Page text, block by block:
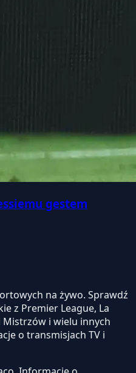
gestem
na żywo. Sprawdź
z Premier League, La
Mistrzów i wielu innych
o transmisjach TV i